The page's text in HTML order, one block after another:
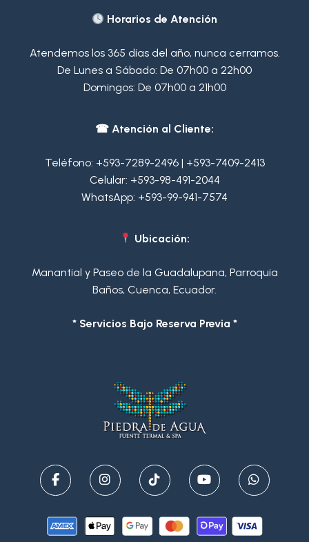
Horarios de Atención
Atendemos los 365 días del año, nunca cerramos.
De Lunes a Sábado: De 07h00 a 22h00
Domingos: De 07h00 a 21h00
☎ Atención al Cliente:
Teléfono: +593-7289-2496| +593-7409-2413
Celular: +593-98-491-2044
WhatsApp: +593-99-941-7574
Ubicación:
Manantial y Paseo de la Guadalupana, Parroquia
Baños, Cuenca, Ecuador.
* Servicios Bajo Reserva Previa *